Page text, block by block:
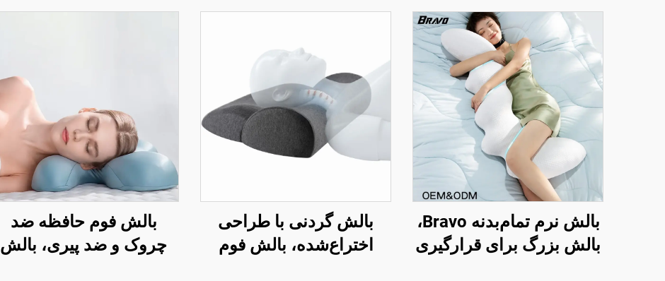
بالش نرم تمام‌بدنه Bravo،
بالش بزرگ برای قرارگیری
بالش گردنی با طراحی
اختراع‌شده، بالش فوم
بالش فوم حافظه ضد
چروک و ضد پیری، بالش